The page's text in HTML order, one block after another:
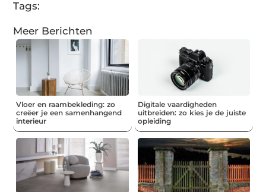
Tags:
Meer Berichten
Vloer en raambekleding: zo
creëer je een samenhangend
interieur
Digitale vaardigheden
uitbreiden: zo kies je de juiste
opleiding